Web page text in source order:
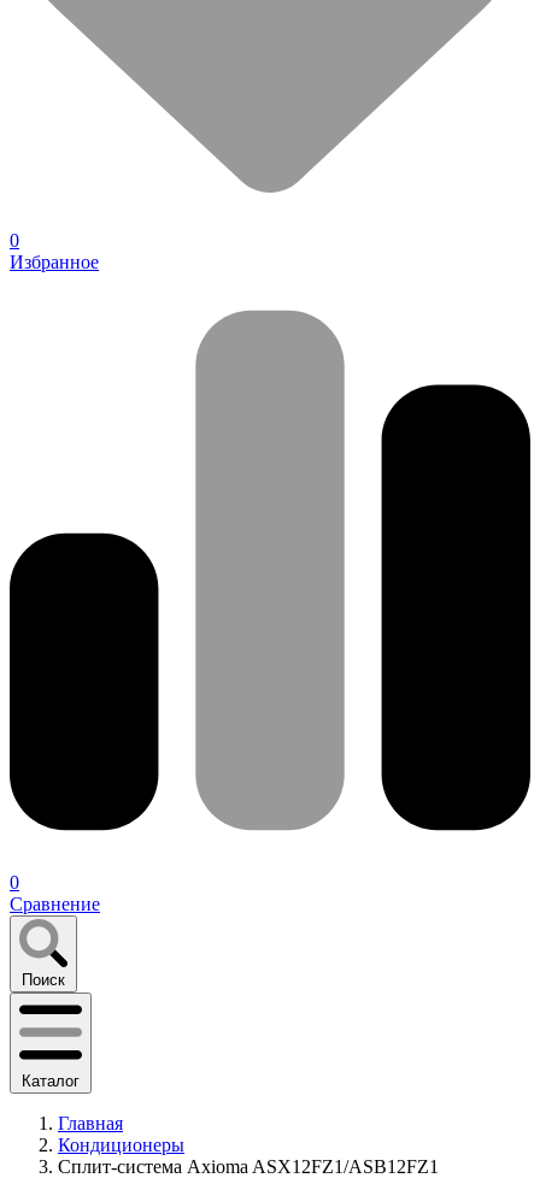
0
Избранное
0
Сравнение
Поиск
Каталог
Главная
Кондиционеры
Сплит-система Axioma ASX12FZ1/ASB12FZ1